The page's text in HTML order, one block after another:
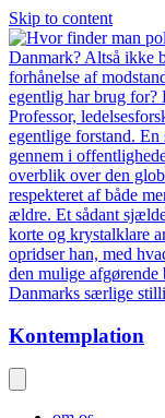
Skip to content
Kontemplation